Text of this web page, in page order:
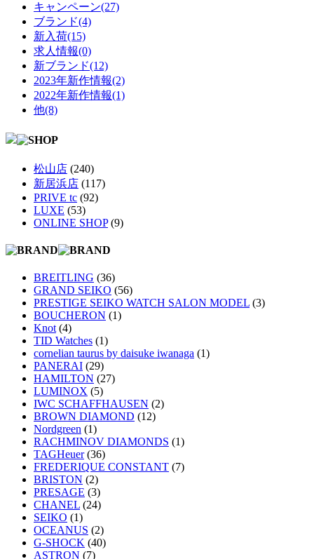
キャンペーン(27)
ブランド(4)
新入荷(15)
求人情報(0)
新ブランド(12)
2023年新作情報(2)
2022年新作情報(1)
他(8)
松山店 (240)
新居浜店 (117)
PRIVE tc (92)
LUXE (53)
ONLINE SHOP(9)
BREITLING (36)
GRAND SEIKO (56)
PRESTIGE SEIKO WATCH SALON MODEL (3)
BOUCHERON (1)
Knot (4)
TID Watches (1)
cornelian taurus by daisuke iwanaga (1)
PANERAI (29)
HAMILTON (27)
LUMINOX (5)
IWC SCHAFFHAUSEN (2)
BROWN DIAMOND (12)
Nordgreen (1)
RACHMINOV DIAMONDS (1)
TAGHeuer(36)
FREDERIQUE CONSTANT (7)
BRISTON (2)
PRESAGE (3)
CHANEL (24)
SEIKO (1)
OCEANUS (2)
G-SHOCK (40)
ASTRON (7)